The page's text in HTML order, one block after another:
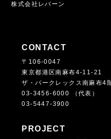
株式会社レバーン
CONTACT
〒106-0047
東京都港区南麻布4-11-21
ザ・パークレックス南麻布4
03-3456-6000 （代表）
03-5447-3900
PROJECT